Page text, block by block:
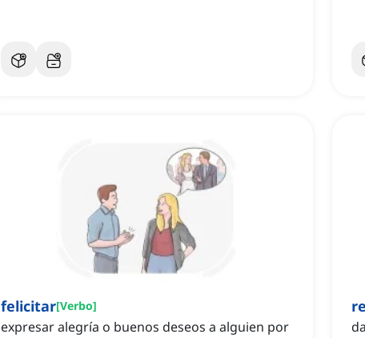
felicitar[Verbo]
expresar alegría o buenos deseos a alguien por